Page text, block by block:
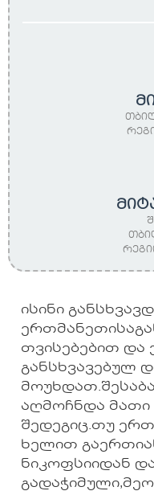
ისინი
თვისებებით და
განსხვავებულ
აღმოჩნდა მათი
შედეგიც.თუ
ხელით
ნიკოფსიიდან